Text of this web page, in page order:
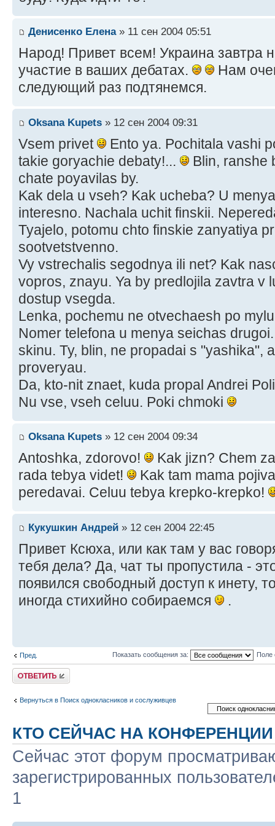
Денисенко Елена» 11 сен 2004 05:51
Народ! Привет всем! Украина завтра
участие в ваших дебатах.
Нам
следующий раз подтянемся.
Oksana Kupets » 12 сен 2004 09:31
Vsem privet
Ento ya. Pochitala vashi
takie goryachie debaty!...
Blin, ranshe
chate poyavilas by.
Kak dela u vseh? Kak ucheba? U
interesno. Nachala uchit finskii.
Tyajelo, potomu chto finskie zanyatiya
sootvetstvenno.
Vy vstrechalis segodnya ili net? Kak
vopros, znayu. Ya by predlojila zavtra v
dostup vsegda.
Lenka, pochemu ne otvechaesh po
Nomer telefona u menya seichas
skinu. Ty, blin, ne propadai s "yashika",
proveryau.
Da, kto-nit znaet, kuda propal Andrei
Nu vse, vseh celuu. Poki chmoki
Oksana Kupets » 12 сен 2004 09:34
Antoshka, zdorovo!
Kak jizn? Chem
rada tebya videt!
Kak tam mama
peredavai. Celuu tebya krepko-krepko!
Кукушкин Андрей » 12 сен 2004 22:45
Привет Ксюха, или как там у вас
тебя дела? Да, чат ты пропустила -
появился свободный доступ к инету,
иногда стихийно собираемся
.
Пред. Показать сообщения за: Поле
Ответить
Вернуться в Поиск однокласников и сослуживцев
КТО СЕЙЧАС НА КОНФЕРЕНЦИИ
Сейчас этот форум
зарегистрированных
1